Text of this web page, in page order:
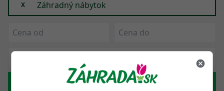
X Záhradný nábytok
Hľadať